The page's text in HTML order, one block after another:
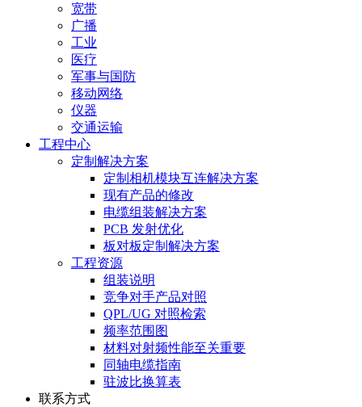
宽带
广播
工业
医疗
军事与国防
移动网络
仪器
交通运输
工程中心
定制解决方案
定制相机模块互连解决方案
现有产品的修改
电缆组装解决方案
PCB 发射优化
板对板定制解决方案
工程资源
组装说明
竞争对手产品对照
QPL/UG 对照检索
频率范围图
材料对射频性能至关重要
同轴电缆指南
驻波比换算表
联系方式